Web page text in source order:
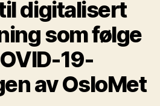
digitalisert
som følge
19-
av OsloMet